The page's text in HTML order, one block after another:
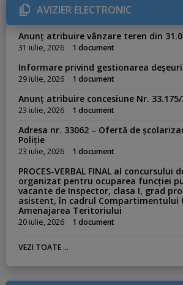
r
i
e
s
AVIZIER ELECTRONIC
Anunț atribuire vânzare teren din
31 iulie, 2026 1 document
Informare privind gestionarea
29 iulie, 2026 1 document
Anunț atribuire concesiune Nr. 33.175/
23 iulie, 2026 1 document
Adresa nr. 33062 – Ofertă de
Poliție
23 iulie, 2026 1 document
PROCES-VERBAL FINAL al concursului
organizat pentru ocuparea funcției
vacante de Inspector, clasa I, grad
asistent, în cadrul Compartimentului
Amenajarea Teritoriului
20 iulie, 2026 1 document
VEZI TOATE ...